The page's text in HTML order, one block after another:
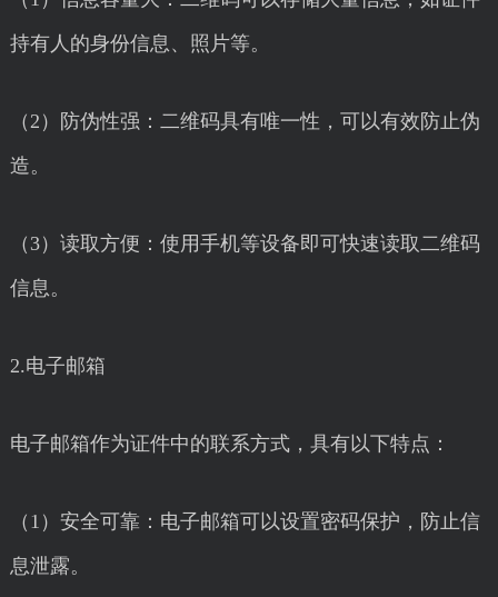
持有人的身份信息、照片等。
（2）防伪性强：二维码具有唯一性，可以有效防止伪
造。
（3）读取方便：使用手机等设备即可快速读取二维码
信息。
2.电子邮箱
电子邮箱作为证件中的联系方式，具有以下特点：
（1）安全可靠：电子邮箱可以设置密码保护，防止信
息泄露。